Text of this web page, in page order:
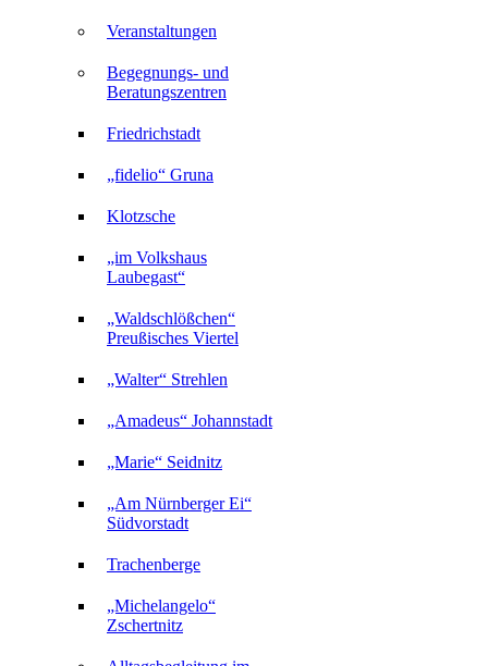
Veranstaltungen
Begegnungs- und
Beratungszentren
Friedrichstadt
„fidelio“ Gruna
Klotzsche
„im Volkshaus
Laubegast“
„Waldschlößchen“
Preußisches Viertel
„Walter“ Strehlen
„Amadeus“ Johannstadt
„Marie“ Seidnitz
„Am Nürnberger Ei“
Südvorstadt
Trachenberge
„Michelangelo“
Zschertnitz